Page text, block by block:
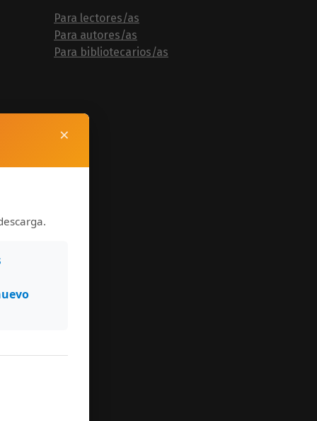
Para lectores/as
Para autores/as
Para bibliotecarios/as
×